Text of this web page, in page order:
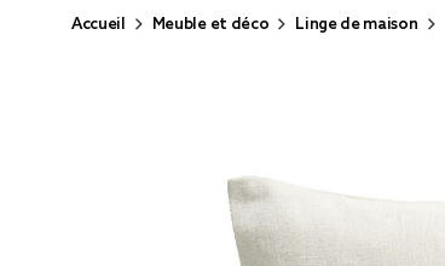
Accueil Meuble et déco Linge de maison